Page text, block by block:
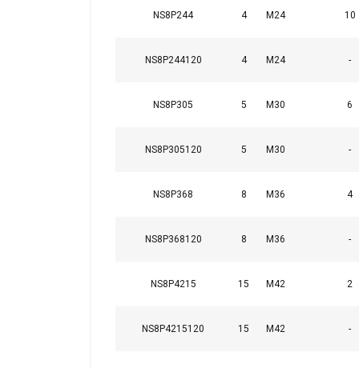
NS8P244 4 M24 10
NS8P244120 4 M24 -
NS8P305 5 M30 6
NS8P305120 5 M30 -
NS8P368 8 M36 4
NS8P368120 8 M36 -
NS8P4215 15 M42 2
NS8P4215120 15 M42 -